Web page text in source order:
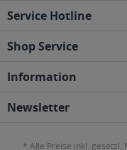
Service Hotline
Shop Service
Information
Newsletter
* Alle Preise inkl.